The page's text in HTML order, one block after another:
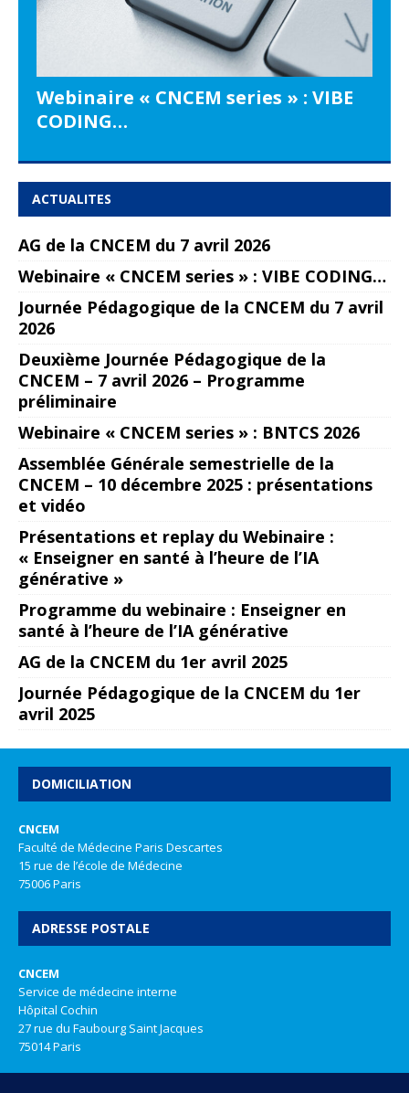
Webinaire « CNCEM series » : VIBE
CODING…
ACTUALITES
AG de la CNCEM du 7 avril 2026
Webinaire « CNCEM series » : VIBE CODING…
Journée Pédagogique de la CNCEM du 7 avril
2026
Deuxième Journée Pédagogique de la
CNCEM – 7 avril 2026 – Programme
préliminaire
Webinaire « CNCEM series » : BNTCS 2026
Assemblée Générale semestrielle de la
CNCEM – 10 décembre 2025 : présentations
et vidéo
Présentations et replay du Webinaire :
« Enseigner en santé à l’heure de l’IA
générative »
Programme du webinaire : Enseigner en
santé à l’heure de l’IA générative
AG de la CNCEM du 1er avril 2025
Journée Pédagogique de la CNCEM du 1er
avril 2025
DOMICILIATION
CNCEM
Faculté de Médecine Paris Descartes
15 rue de l’école de Médecine
75006 Paris
ADRESSE POSTALE
CNCEM
Service de médecine interne
Hôpital Cochin
27 rue du Faubourg Saint Jacques
75014 Paris